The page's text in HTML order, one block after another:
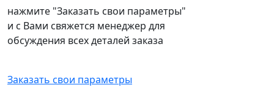
нажмите "Заказать свои параметры"
и с Вами свяжется менеджер для
обсуждения всех деталей заказа
Заказать свои параметры